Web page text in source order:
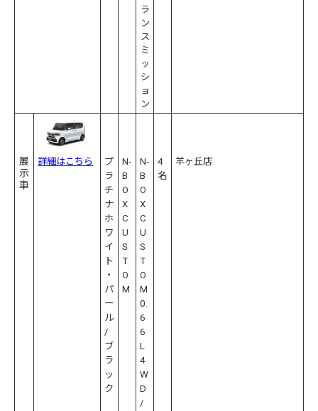
ラ
ン
ス
ミ
ッ
シ
ョ
ン
展
示
車
詳細はこちら
プ
ラ
チ
ナ
ホ
ワ
イ
ト
・
パ
ー
ル
/
ブ
ラ
ッ
ク
N-
B
O
X
C
U
S
T
O
M
N-
B
O
X
C
U
S
T
O
M
0.
6
6
L
4
W
D
/
4
名
羊ヶ丘店